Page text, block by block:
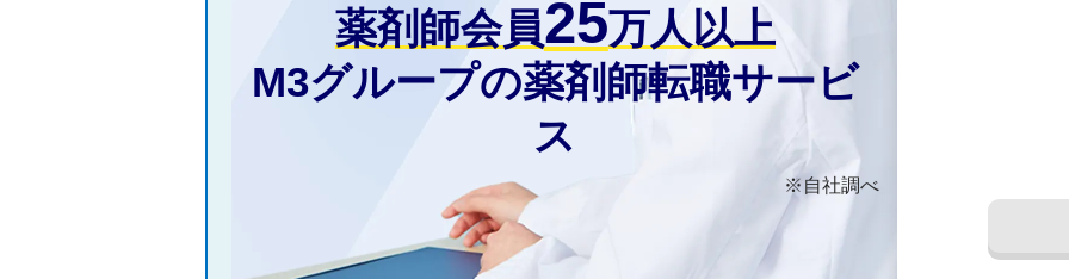
薬剤師会員25万人以上
M3グループの薬剤師転職サービ
ス
※自社調べ